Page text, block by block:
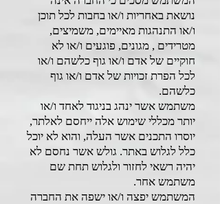
נושאת באחריות ו/או בחבות לכל תוכן
ו/או התנהגות מאיימים, משמיצים,
מטרידים , מגונים, פוגעים ו/או לא
חוקיים של אדם ו/או גוף כלשהם ו/או
לכל הפרת זכויות של אדם ו/או גוף
כלשהם.
משתמש אשר ינהג בניגוד לאחד ו/או
יותר מכללי שימוש אלה ייחסם לאלתר,
יוסרו התכנים אשר העלה, והוא לא יוכל
כלל לגלוש באתר. גולש אשר נחסם לא
יהיה רשאי לחזור ולגלוש תחת שם
משתמש אחר.
המשתמש יפצה ו/או ישפה את החברה